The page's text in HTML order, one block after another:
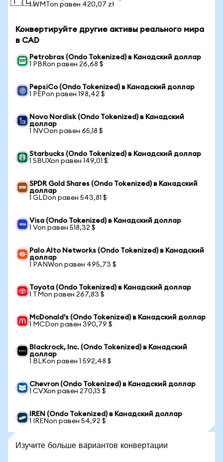
1 WMTon равен 420,07 zł
Конвертируйте другие активы реального мира
в CAD
Petrobras (Ondo Tokenized) в Канадский доллар
1 PBRon равен 26,68 $
PepsiCo (Ondo Tokenized) в Канадский доллар
1 PEPon равен 198,42 $
Novo Nordisk (Ondo Tokenized) в Канадский
доллар
1 NVOon равен 65,18 $
Starbucks (Ondo Tokenized) в Канадский доллар
1 SBUXon равен 149,01 $
SPDR Gold Shares (Ondo Tokenized) в Канадский
доллар
1 GLDon равен 543,81 $
Visa (Ondo Tokenized) в Канадский доллар
1 Von равен 518,32 $
Palo Alto Networks (Ondo Tokenized) в Канадский
доллар
1 PANWon равен 495,73 $
Toyota (Ondo Tokenized) в Канадский доллар
1 TMon равен 267,83 $
McDonald's (Ondo Tokenized) в Канадский доллар
1 MCDon равен 390,79 $
Blackrock, Inc. (Ondo Tokenized) в Канадский
доллар
1 BLKon равен 1 592,48 $
Chevron (Ondo Tokenized) в Канадский доллар
1 CVXon равен 270,13 $
IREN (Ondo Tokenized) в Канадский доллар
1 IRENon равен 54,92 $
Изучите больше вариантов конвертации